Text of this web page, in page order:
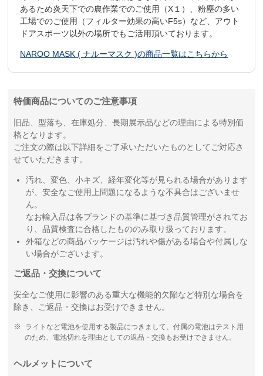
あるため炎天下での農作業でのご使用（X１）、粉塵の多い
工場でのご使用（フィルター効果の高いF5s）など、アウト
ドアスポーツ以外の場所でもご活用頂いております。
NAROO MASK ( ナルーマスク )の商品一覧はこちらから
特価商品についてのご注意事項
旧品、型落ち、在庫処分、長期展示品などの理由による特別価
格となります。
ご注文の際は以下詳細をご了承いただいたものとしてご対応さ
せていただきます。
汚れ、変色、小キズ、経年変化等が見られる場合があります
が、安全なご使用上問題になるような不具合はございませ
ん。
なお輸入品は各ブランドの基準に基づき品質管理がされてお
り、品質検査に合格したもののみ取り扱っております。
外箱などの商品パッケージは汚れや傷がある場合や付属しな
い場合がございます。
ご返品・交換について
安全なご使用に影響のある重大な機能的欠陥など特別な場合を
除き、ご返品・交換はお受けできません。
ライトなど電池を使用する製品につきまして、付属の電池はテスト用
のため、電池切れを理由としての返品・交換もお受けできません。
ヘルメットについて